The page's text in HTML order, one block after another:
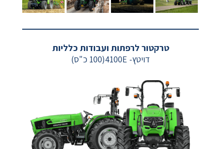
טרקטור לרפתות ועבודות כלליות
דויטץ- 4100E(100 כ"ס)